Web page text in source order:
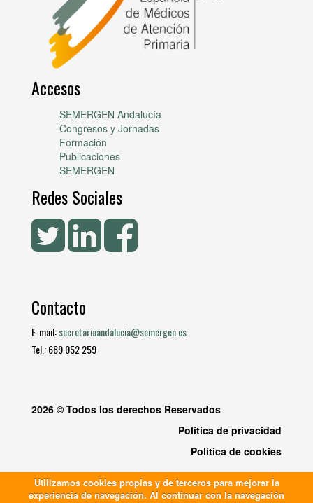
Accesos
SEMERGEN Andalucía
Congresos y Jornadas
Formación
Publicaciones
SEMERGEN
Redes Sociales
Contacto
E-mail:secretariaandalucia@semergen.es
Tel.: 689 052 259
2026 © Todos los derechos Reservados
Política de privacidad
Política de cookies
Utilizamos cookies propias y de terceros para mejorar la
experiencia de navegación. Al continuar con la navegación